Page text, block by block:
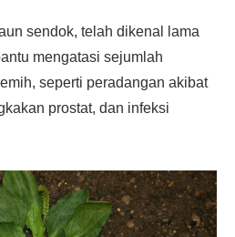
sendok, telah dikenal lama
mengatasi sejumlah
seperti peradangan akibat
prostat, dan infeksi